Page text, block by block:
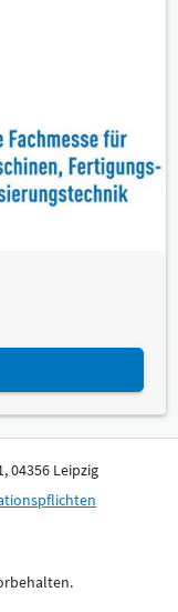
04356 Leipzig